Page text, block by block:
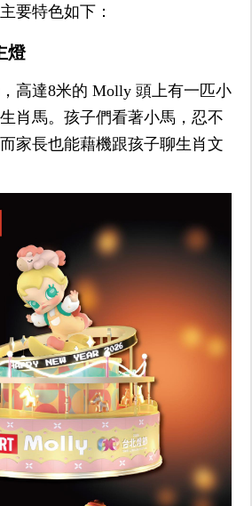
主要特色如下：
燈
高達8米的 Molly 頭上有一匹小
肖馬。孩子們看著小馬，忍不
家長也能藉機跟孩子聊生肖文